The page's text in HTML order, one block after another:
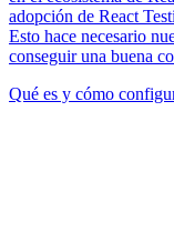
adopción de React
Esto hace necesario
conseguir una buena
Qué es y cómo